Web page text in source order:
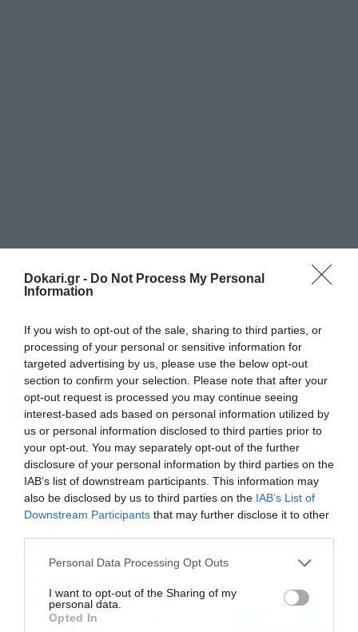
Dokari.gr - Do Not Process My Personal
Information
If you wish to opt-out of the sale, sharing to third parties, or
processing of your personal or sensitive information for
targeted advertising by us, please use the below opt-out
section to confirm your selection. Please note that after your
opt-out request is processed you may continue seeing
interest-based ads based on personal information utilized by
us or personal information disclosed to third parties prior to
your opt-out. You may separately opt-out of the further
disclosure of your personal information by third parties on the
IAB’s list of downstream participants. This information may
also be disclosed by us to third parties on the IAB’s List of
Downstream Participants that may further disclose it to other
Please note that this website/app uses one or more Google
not limited to your visit or usage behaviour. You may click to
grant or deny consent to Google and its third-party tags to
use your data for below specified purposes in below Google
Personal Data Processing Opt Outs
I want to opt-out of the Sharing of my
personal data.
Opted In
Περισσότερα
Ακολούθησε το dokari.gr στοGoogle
News για όλες τις τελευταίες ειδήσεις
SURVIVOR SURVIVOR NEWS ΒΑΛΑΝΤΗΣ
Πρεμιέρα στην Ολλανδία, την